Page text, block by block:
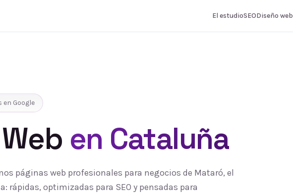
El estudioSEODiseño web
en Google
en Cataluña
páginas web profesionales para negocios de Mataró, el
rápidas, optimizadas para SEO y pensadas para